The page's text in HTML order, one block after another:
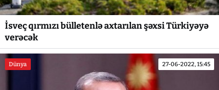
İsveç qırmızı bülletenlə axtarılan şəxsi Türkiyəyə
verəcək
Dünya 27-06-2022, 15:45